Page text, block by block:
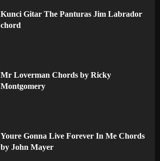
Kunci Gitar The Panturas Jim Labrador
chord
Mr Loverman Chords by Ricky
Montgomery
Youre Gonna Live Forever In Me Chords
by John Mayer